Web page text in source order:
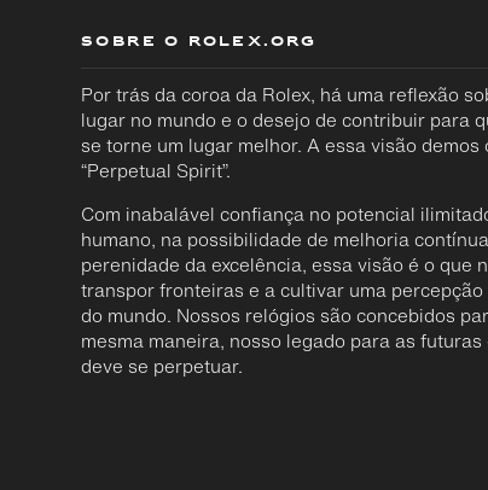
SOBRE O ROLEX.ORG
Por trás da coroa da Rolex, há uma reflexão
lugar no mundo e o desejo de contribuir para
se torne um lugar melhor. A essa visão demos
“Perpetual Spirit”.
Com inabalável confiança no potencial
humano, na possibilidade de melhoria
perenidade da excelência, essa visão é o que
transpor fronteiras e a cultivar uma
do mundo. Nossos relógios são concebidos
mesma maneira, nosso legado para as futuras
deve se perpetuar.